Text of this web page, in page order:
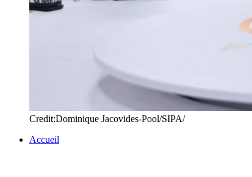
Credit:Dominique Jacovides-Pool/SIPA/
Accueil